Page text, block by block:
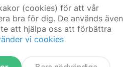
(cookies) för att vår
bra för dig. De används även
att hjälpa oss att förbättra
vi cookies